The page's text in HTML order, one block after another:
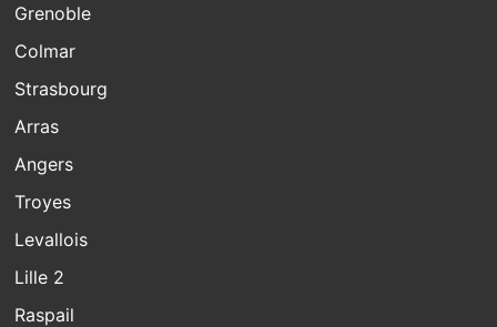
Grenoble
Colmar
Strasbourg
Arras
Angers
Troyes
Levallois
Lille 2
Raspail